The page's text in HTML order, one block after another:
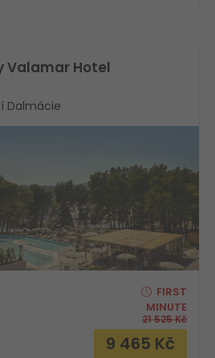
Valamar Hotel
Dalmácie
FIRST
MINUTE
21 525Kč
9 465 Kč